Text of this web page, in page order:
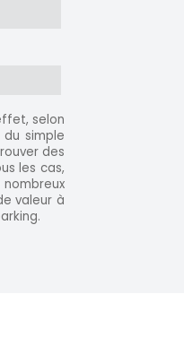
selon
simple
des
les cas,
valeur à